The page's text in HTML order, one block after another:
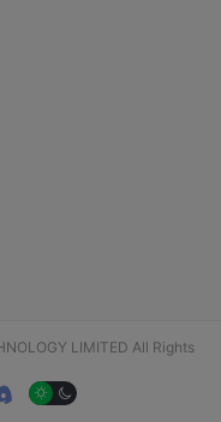
LIMITED All Rights